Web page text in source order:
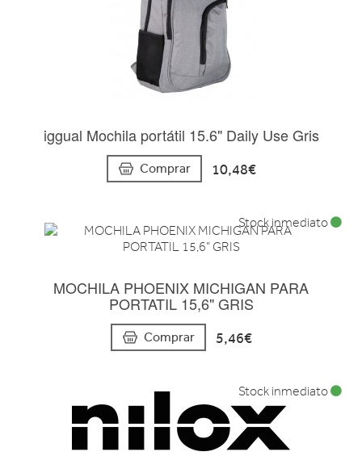
iggual Mochila portátil 15.6" Daily Use Gris
Comprar 10,48€
MOCHILA PHOENIX MICHIGAN PARA
PORTATIL 15,6" GRIS
Comprar 5,46€
Stock inmediato
Stock inmediato